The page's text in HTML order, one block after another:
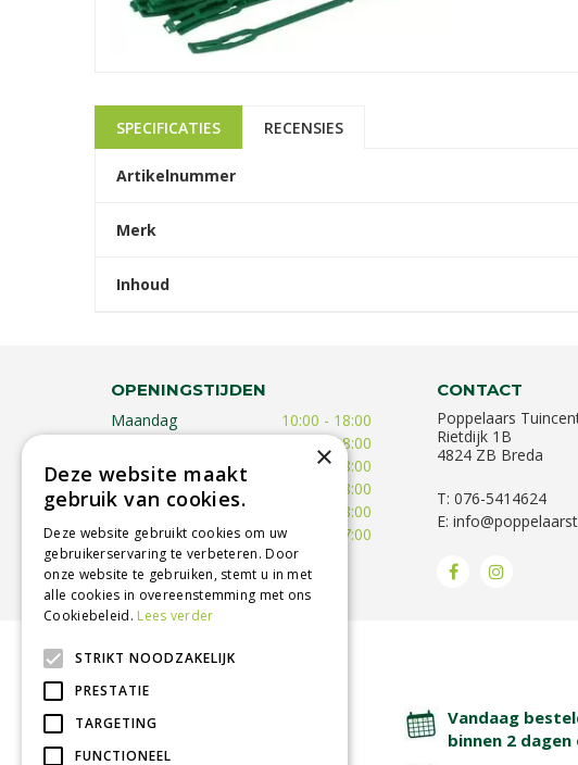
SPECIFICATIES RECENSIES
Artikelnummer
Merk
Inhoud
OPENINGSTIJDEN
Maandag
10:00 - 18:00
09:30 - 18:00
Woensdag
09:30 - 18:00
09:30 - 18:00
Vrijdag
09:00 - 18:00
Zaterdag
09:00 - 17:00
Toon alle openingstijden
CONTACT
Poppelaars
Rietdijk 1B
4824 ZB Breda
T: 076-5414624
E:
BETROUWBARE SERVICE
Lage verzendkosten
Vandaag
binnen 2 dagen
×
Deze website maakt
gebruik van cookies.
Deze website gebruikt cookies om uw
gebruikerservaring te verbeteren. Door
onze website te gebruiken, stemt u in met
alle cookies in overeenstemming met ons
Cookiebeleid. Lees verder
STRIKT NOODZAKELIJK
PRESTATIE
TARGETING
FUNCTIONEEL